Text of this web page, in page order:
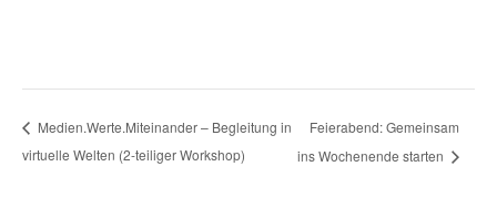
Medien.Werte.Miteinander – Begleitung in
virtuelle Welten (2-teiliger Workshop)
Feierabend: Gemeinsam
ins Wochenende starten